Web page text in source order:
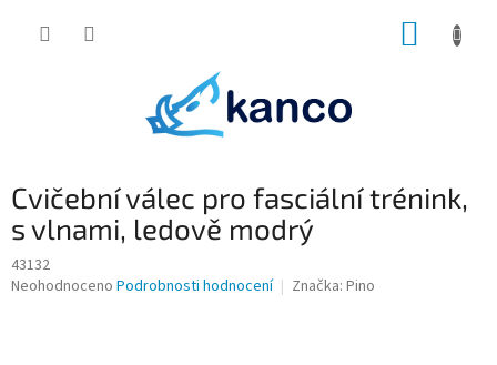
Cvičební válec pro fasciální trénink,
s vlnami, ledově modrý
43132
Průměrné
Neohodnoceno Podrobnosti hodnocení Značka: Pino